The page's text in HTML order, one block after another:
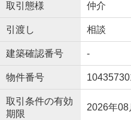
取引態様 仲介
引渡し 相談
建築確認番号 -
物件番号
取引条件の有効
期限
2026年08